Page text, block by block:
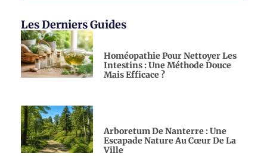
Les Derniers Guides
Homéopathie Pour Nettoyer Les
Intestins : Une Méthode Douce
Mais Efficace ?
Arboretum De Nanterre : Une
Escapade Nature Au Cœur De La
Ville